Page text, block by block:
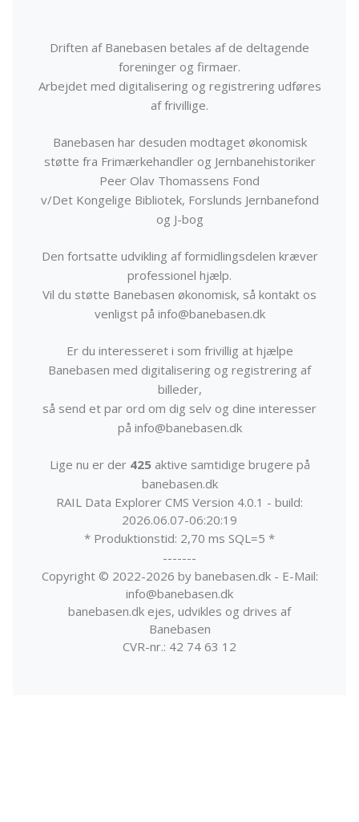
Driften af Banebasen betales af de deltagende
foreninger og firmaer.
Arbejdet med digitalisering og registrering udføres
af frivillige.
Banebasen har desuden modtaget økonomisk
støtte fra Frimærkehandler og Jernbanehistoriker
Peer Olav Thomassens Fond
v/Det Kongelige Bibliotek, Forslunds Jernbanefond
og J-bog
Den fortsatte udvikling af formidlingsdelen kræver
professionel hjælp.
Vil du støtte Banebasen økonomisk, så kontakt os
venligst på info@banebasen.dk
Er du interesseret i som frivillig at hjælpe
Banebasen med digitalisering og registrering af
billeder,
så send et par ord om dig selv og dine interesser
på info@banebasen.dk
Lige nu er der 425aktive samtidige brugere på
banebasen.dk
RAIL Data Explorer CMS Version 4.0.1 - build:
2026.06.07-06:20:19
* Produktionstid: 2,70 ms SQL=5 *
-------
Copyright © 2022-2026 by banebasen.dk - E-Mail:
info@banebasen.dk
banebasen.dk ejes, udvikles og drives af
Banebasen
CVR-nr.: 42 74 63 12